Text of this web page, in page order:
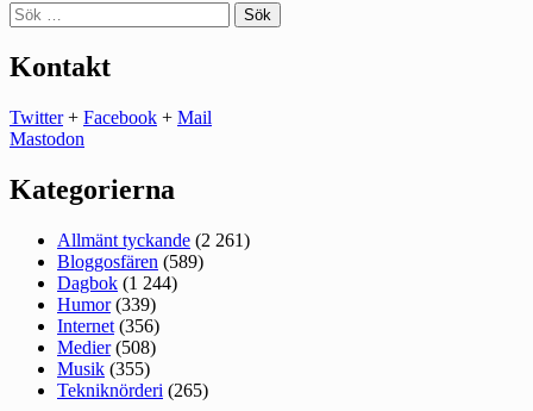
Sök
efter:
Kontakt
Twitter+ Facebook + Mail
Mastodon
Kategorierna
Allmänt tyckande (2 261)
Bloggosfären (589)
Dagbok (1 244)
Humor(339)
Internet (356)
Medier(508)
Musik (355)
Tekniknörderi (265)